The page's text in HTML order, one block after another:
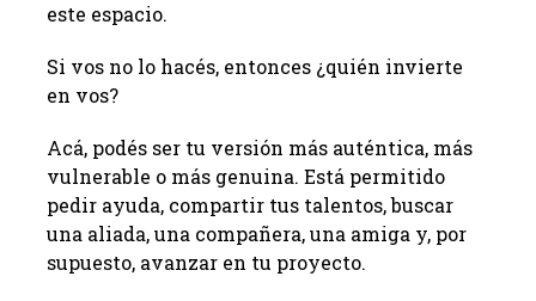
este espacio.
Si vos no lo hacés, entonces ¿quién invierte
en vos?
Acá, podés ser tu versión más auténtica, más
vulnerable o más genuina. Está permitido
pedir ayuda, compartir tus talentos, buscar
una aliada, una compañera, una amiga y, por
supuesto, avanzar en tu proyecto.